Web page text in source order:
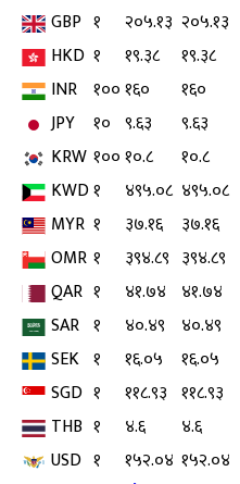
GBP १ २०५.१३ २०५.१३
HKD १ १९.३८
१९.३८
INR १००१६०
१६०
JPY
१० ९.६३
९.६३
KRW १००१०.८
१०.८
KWD१ ४९५.०८ ४९५.०८
MYR १ ३७.१६
३७.१६
OMR १ ३९४.८९ ३९४.८९
QAR १ ४१.७४ ४१.७४
SAR १ ४०.४९
४०.४९
SEK १ १६.०५
१६.०५
SGD १ ११८.९३ ११८.९३
THB १ ४.६
४.६
USD १ १५२.०४ १५२.०४